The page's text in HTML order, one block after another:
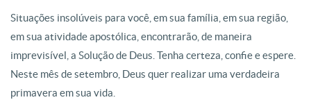
Situações insolúveis para você, em sua família, em sua região,
em sua atividade apostólica, encontrarão, de maneira
imprevisível, a Solução de Deus. Tenha certeza, confie e espere.
Neste mês de setembro, Deus quer realizar uma verdadeira
primavera em sua vida.